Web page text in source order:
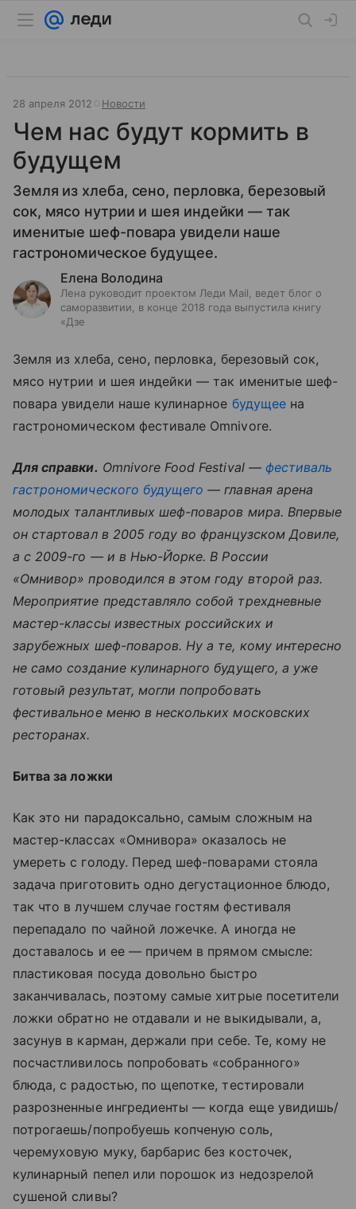
28 апреля 2012 Новости
Чем нас будут кормить в
будущем
Земля из хлеба, сено, перловка, березовый
сок, мясо нутрии и шея индейки — так
именитые шеф-повара увидели наше
гастрономическое будущее.
Елена Володина
Лена руководит проектом Леди Mail, ведет блог о
саморазвитии, в конце 2018 года выпустила книгу
«Дзе
Земля из хлеба, сено, перловка, березовый сок,
мясо нутрии и шея индейки — так именитые шеф-
повара увидели наше кулинарное будущеена
гастрономическом фестивале Omnivore.
Для справки. Omnivore Food Festival — фестиваль
гастрономического будущего — главная арена
молодых талантливых шеф-поваров мира. Впервые
он стартовал в 2005 году во французском Довиле,
а с 2009-го — и в Нью-Йорке. В России
«Омнивор» проводился в этом году второй раз.
Мероприятие представляло собой трехдневные
мастер-классы известных российских и
зарубежных шеф-поваров. Ну а те, кому интересно
не само создание кулинарного будущего, а уже
готовый результат, могли попробовать
фестивальное меню в нескольких московских
ресторанах.
Битва за ложки
Как это ни парадоксально, самым сложным на
мастер-классах «Омнивора» оказалось не
умереть с голоду. Перед шеф-поварами стояла
задача приготовить одно дегустационное блюдо,
так что в лучшем случае гостям фестиваля
перепадало по чайной ложечке. А иногда не
доставалось и ее — причем в прямом смысле:
пластиковая посуда довольно быстро
заканчивалась, поэтому самые хитрые посетители
ложки обратно не отдавали и не выкидывали, а,
засунув в карман, держали при себе. Те, кому не
посчастливилось попробовать «собранного»
блюда, с радостью, по щепотке, тестировали
разрозненные ингредиенты — когда еще увидишь/
потрогаешь/попробуешь копченую соль,
черемуховую муку, барбарис без косточек,
кулинарный пепел или порошок из недозрелой
сушеной сливы?